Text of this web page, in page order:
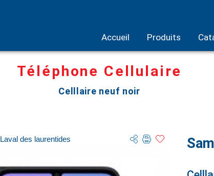
Accueil Produits
Téléphone Cellulaire
Celllaire neuf noir
Laval des laurentides